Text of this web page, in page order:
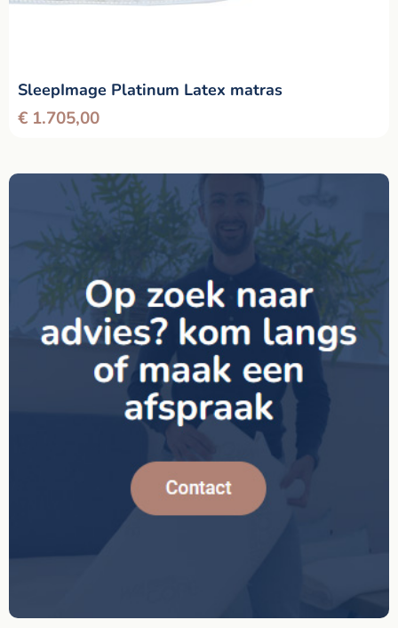
SleepImage Platinum Latex matras
€ 1.705,00